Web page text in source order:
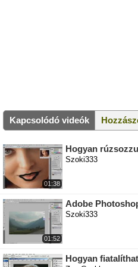
Kapcsolódó videók
01:38
Hogyan
Szoki333
01:52
Adobe
Szoki333
Hogyan